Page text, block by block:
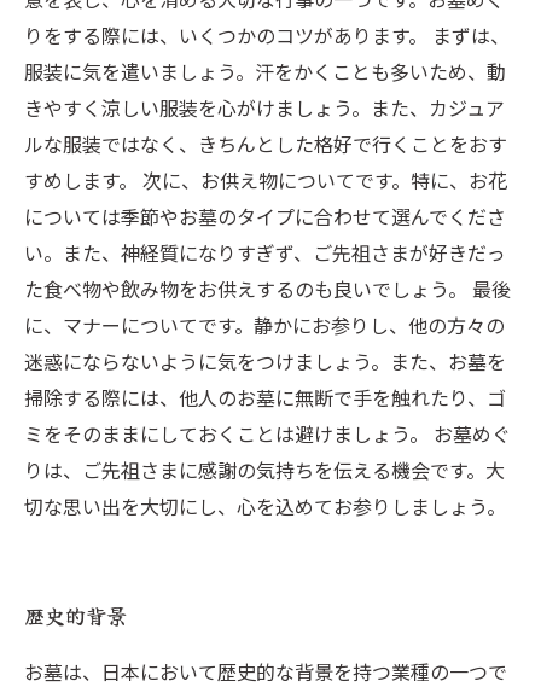
りをする際には、いくつかのコツがあります。 まずは、
服装に気を遣いましょう。汗をかくことも多いため、動
きやすく涼しい服装を心がけましょう。また、カジュア
ルな服装ではなく、きちんとした格好で行くことをおす
すめします。 次に、お供え物についてです。特に、お花
については季節やお墓のタイプに合わせて選んでくださ
い。また、神経質になりすぎず、ご先祖さまが好きだっ
た食べ物や飲み物をお供えするのも良いでしょう。 最後
に、マナーについてです。静かにお参りし、他の方々の
迷惑にならないように気をつけましょう。また、お墓を
掃除する際には、他人のお墓に無断で手を触れたり、ゴ
ミをそのままにしておくことは避けましょう。 お墓めぐ
りは、ご先祖さまに感謝の気持ちを伝える機会です。大
切な思い出を大切にし、心を込めてお参りしましょう。
歴史的背景
お墓は、日本において歴史的な背景を持つ業種の一つで